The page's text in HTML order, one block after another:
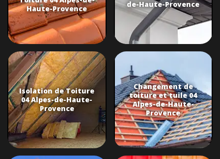
Haute-Provence
de-Haute-Provence
Isolation de Toiture
04 Alpes-de-Haute-
Provence
Changement de
toiture et tuile 04
Alpes-de-Haute-
Provence